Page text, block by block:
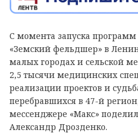
С момента запуска
«Земский фельдшер» в
малых городах и сельской
2,5 тысячи медицинских
реализации проектов и
перебравшихся в 47-й
мессенджере «Макс»
Александр Дрозденко.